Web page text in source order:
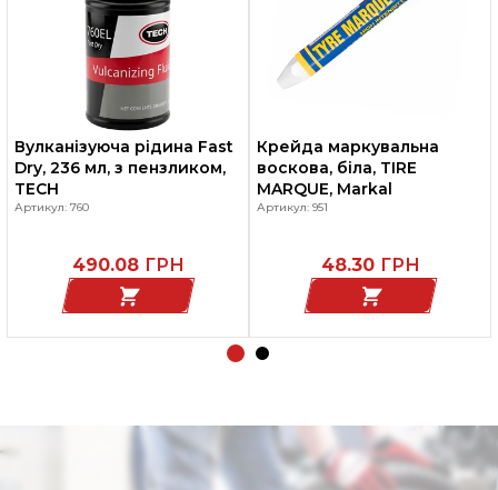
Вулканізуюча рідина Fast
Dry, 236 мл, з пензликом,
TECH
Артикул: 760
490.08 ГРН
Крейда маркувальна
воскова, біла, TIRE
MARQUE, Markal
Артикул: 951
48.30 ГРН